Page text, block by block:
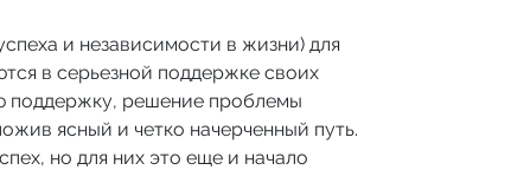
и независимости в жизни) для
в серьезной поддержке своих
поддержку, решение проблемы
ясный и четко начерченный путь.
но для них это еще и начало